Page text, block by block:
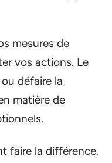
mesures de
vos actions. Le
défaire la
matière de
faire la différence.